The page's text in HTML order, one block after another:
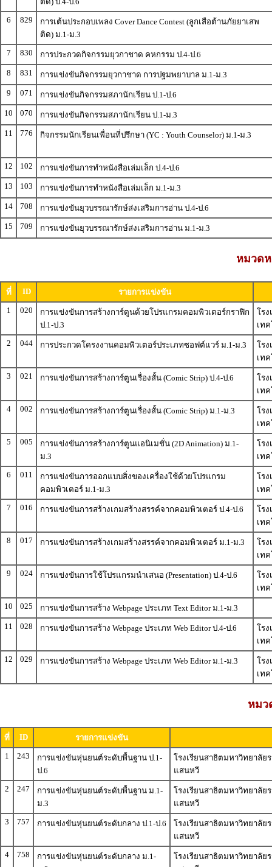
6
829
การเต้นประกอบเพลง Cover Dance Contest (ลูกเสือต้านภัยยาเสพ
ติด) ม.1-ม.3
7
830
การประกวดกิจกรรมยุวกาชาด คหกรรม ป.4-ป.6
8
831
การแข่งขันกิจกรรมยุวกาชาด การปฐมพยาบาล ม.1-ม.3
9
071
การแข่งขันกิจกรรมสภานักเรียน ป.1-ป.6
10
070
การแข่งขันกิจกรรมสภานักเรียน ป.1-ม.3
11
776 กิจกรรมนักเรียนเพื่อนที่ปรึกษา (YC : Youth Counselor) ม.1-ม.3
12 102
การแข่งขันการทำหนังสือเล่มเล็ก ป.4-ป.6
13
103
การแข่งขันการทำหนังสือเล่มเล็ก ม.1-ม.3
14
708
การแข่งขันยุวบรรณารักษ์ส่งเสริมการอ่าน ป.4-ป.6
15
709 การแข่งขันยุวบรรณารักษ์ส่งเสริมการอ่าน ม.1-ม.3
หมวด
ที่ ID
รายการแข่งขัน
1
020
การแข่งขันการสร้างการ์ตูนด้วยโปรแกรมคอมพิวเตอร์กราฟิก
ป.1-ป.3
โร
เท
2
044 การประกวดโครงงานคอมพิวเตอร์ประเภทซอฟต์แวร์ ม.1-ม.3
โร
เท
3
021 การแข่งขันการสร้างการ์ตูนเรื่องสั้น (Comic Strip) ป.4-ป.6
โร
เท
4
002 การแข่งขันการสร้างการ์ตูนเรื่องสั้น (Comic Strip) ม.1-ม.3
โร
เท
5
005
การแข่งขันการสร้างการ์ตูนแอนิเมชั่น (2D Animation) ม.1-
ม.3
โร
เท
6
011
การแข่งขันการออกแบบสิ่งของเครื่องใช้ด้วยโปรแกรม
คอมพิวเตอร์ ม.1-ม.3
โร
เท
7
016 การแข่งขันการสร้างเกมสร้างสรรค์จากคอมพิวเตอร์ ป.4-ป.6
โร
เท
8
017 การแข่งขันการสร้างเกมสร้างสรรค์จากคอมพิวเตอร์ ม.1-ม.3
โร
เท
9
024 การแข่งขันการใช้โปรแกรมนำเสนอ (Presentation) ป.4-ป.6
โร
เท
10
025
การแข่งขันการสร้าง Webpage ประเภท Text Editor ม.1-ม.3
11
028 การแข่งขันการสร้าง Webpage ประเภท Web Editor ป.4-ป.6
โร
เท
12
029 การแข่งขันการสร้าง Webpage ประเภท Web Editor ม.1-ม.3
โร
เท
หมว
ที่ ID
รายการแข่งขัน
1
243
การแข่งขันหุ่นยนต์ระดับพื้นฐาน ป.1-
ป.6
โรงเรียนสาธิตมหาวิทยาลั
แสนหวี
2
247
การแข่งขันหุ่นยนต์ระดับพื้นฐาน ม.1-
ม.3
โรงเรียนสาธิตมหาวิทยาลั
แสนหวี
3
757 การแข่งขันหุ่นยนต์ระดับกลาง ป.1-ป.6
โรงเรียนสาธิตมหาวิทยาลั
แสนหวี
4
758
การแข่งขันหุ่นยนต์ระดับกลาง ม.1-
โรงเรียนสาธิตมหาวิทยาลั